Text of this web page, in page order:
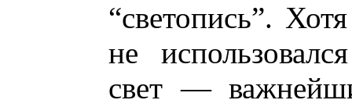
“светопись”.
не
свет —